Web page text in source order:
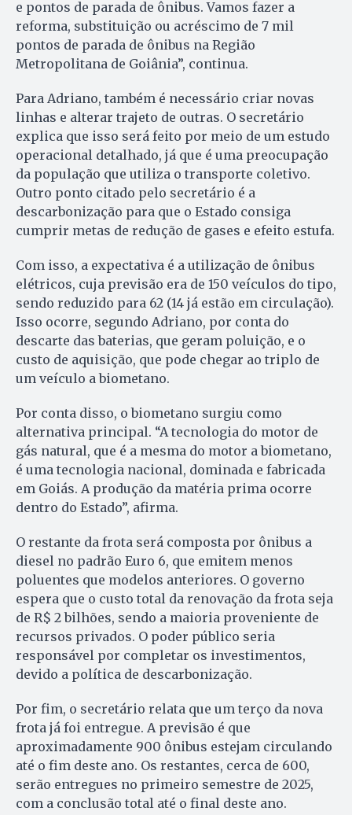
e pontos de parada de ônibus. Vamos fazer a
reforma, substituição ou acréscimo de 7 mil
pontos de parada de ônibus na Região
Metropolitana de Goiânia”, continua.
Para Adriano, também é necessário criar novas
linhas e alterar trajeto de outras. O secretário
explica que isso será feito por meio de um estudo
operacional detalhado, já que é uma preocupação
da população que utiliza o transporte coletivo.
Outro ponto citado pelo secretário é a
descarbonização para que o Estado consiga
cumprir metas de redução de gases e efeito estufa.
Com isso, a expectativa é a utilização de ônibus
elétricos, cuja previsão era de 150 veículos do tipo,
sendo reduzido para 62 (14 já estão em circulação).
Isso ocorre, segundo Adriano, por conta do
descarte das baterias, que geram poluição, e o
custo de aquisição, que pode chegar ao triplo de
um veículo a biometano.
Por conta disso, o biometano surgiu como
alternativa principal. “A tecnologia do motor de
gás natural, que é a mesma do motor a biometano,
é uma tecnologia nacional, dominada e fabricada
em Goiás. A produção da matéria prima ocorre
dentro do Estado”, afirma.
O restante da frota será composta por ônibus a
diesel no padrão Euro 6, que emitem menos
poluentes que modelos anteriores. O governo
espera que o custo total da renovação da frota seja
de R$ 2 bilhões, sendo a maioria proveniente de
recursos privados. O poder público seria
responsável por completar os investimentos,
devido a política de descarbonização.
Por fim, o secretário relata que um terço da nova
frota já foi entregue. A previsão é que
aproximadamente 900 ônibus estejam circulando
até o fim deste ano. Os restantes, cerca de 600,
serão entregues no primeiro semestre de 2025,
com a conclusão total até o final deste ano.